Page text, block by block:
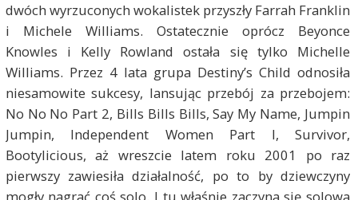
dwóch wyrzuconych wokalistek przyszły Farrah Franklin
i Michele Williams. Ostatecznie oprócz Beyonce
Knowles i Kelly Rowland ostała się tylko Michelle
Williams. Przez 4 lata grupa Destiny’s Child odnosiła
niesamowite sukcesy, lansując przebój za przebojem:
No No No Part 2, Bills Bills Bills, Say My Name, Jumpin
Jumpin, Independent Women Part I, Survivor,
Bootylicious, aż wreszcie latem roku 2001 po raz
pierwszy zawiesiła działalność, po to by dziewczyny